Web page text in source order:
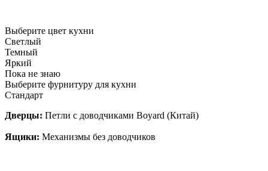
Выберите цвет кухни
Светлый
Темный
Яркий
Пока не знаю
Выберите фурнитуру для кухни
Стандарт
Дверцы: Петли с доводчиками Boyard (Китай)
Ящики: Механизмы без доводчиков